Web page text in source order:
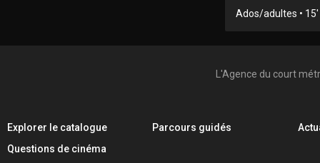
Ados/adultes • 15'
L'Agence du court
Explorer le catalogue
Questions de cinéma
Parcours guidés